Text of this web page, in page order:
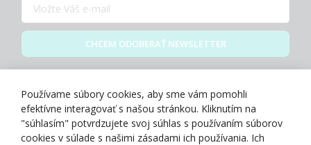
CHCEM ODOBERAŤ NEWSLETTER
Používame súbory cookies, aby sme vám pomohli
efektívne interagovať s našou stránkou. Kliknutím na
"súhlasím" potvrdzujete svoj súhlas s používaním súborov
cookies v súlade s našimi zásadami ich používania. Ich